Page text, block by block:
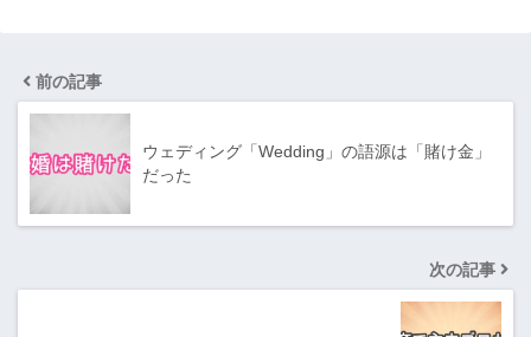
前の記事
ウェディング「Wedding」の語源は「賭け金」
だった
次の記事